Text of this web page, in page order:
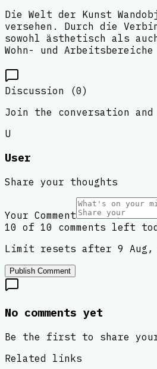
Die Welt der Kunst
versehen. Durch die
sowohl ästhetisch als
Wohn- und
Discussion (0)
Join the conversation
U
User
Share your thoughts
Your Comment
10 of 10 comments left
Limit resets after 9 Aug,
Publish Comment
No comments yet
Be the first to share
Related links